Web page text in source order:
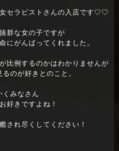
セラピストさんの入店です♡♡
群な女の子ですが
にがんばってくれました。
比例するのかはわかりませんが
のが好きとのこと。
くみなさん
好きですよね！
され尽くしてください！